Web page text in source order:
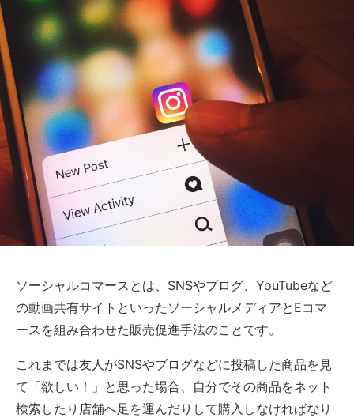
ソーシャルコマースとは、SNSやブログ、YouTubeなど
の動画共有サイトといったソーシャルメディアとEコマ
ースを組み合わせた販売促進手法のことです。
これまでは友人がSNSやブログなどに投稿した商品を見
て「欲しい！」と思った場合、自分でその商品をネット
検索したり店舗へ足を運んだりして購入しなければなり